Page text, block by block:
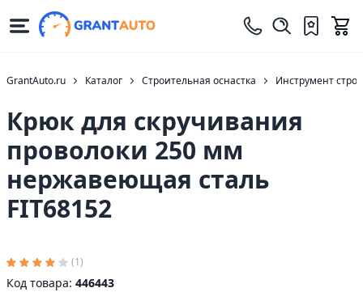
GrantAuto.ru Каталог Строительная оснастка Инструмент
Крюк для скручивания
проволоки 250 мм
нержавеющая сталь
FIT68152
(1)
Код товара: 446443